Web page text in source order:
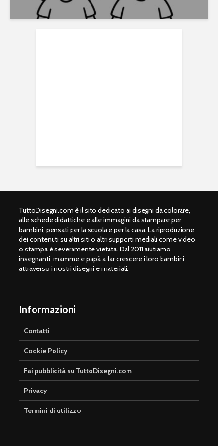
TuttoDisegni.com è il sito dedicato ai disegni da colorare,
alle schede didattiche e alle immagini da stampare per
bambini, pensati per la scuola e per la casa. La riproduzione
dei contenuti su altri siti o altri supporti mediali come video
o stampa è severamente vietata. Dal 2011 aiutiamo
insegnanti, mamme e papà a far crescere i loro bambini
attraverso i nostri disegni e materiali.
Informazioni
Contatti
Cookie Policy
Fai pubblicità su TuttoDisegni.com
Privacy
Termini di utilizzo